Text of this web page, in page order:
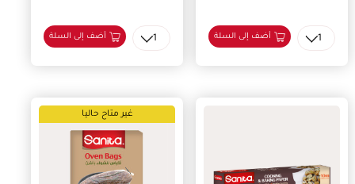
1 أضف إلى السلة 1 أضف إلى السلة
غير متاح حاليا